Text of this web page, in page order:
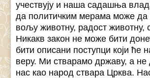
учествују и наша садашња
да политичким мерама може да
вољу животну, радост животну,
Никакв закон не може бити
бити описани поступци који ће
веру. Ми стварамо државу, а не
нас као народ ствара Црква.